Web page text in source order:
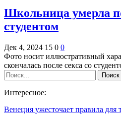
Школьница умерла
студентом
Дек 4, 2024 15 0 0
Фото носит иллюстративный
скончалась после секса со
Интересное:
Венеция ужесточает правила для